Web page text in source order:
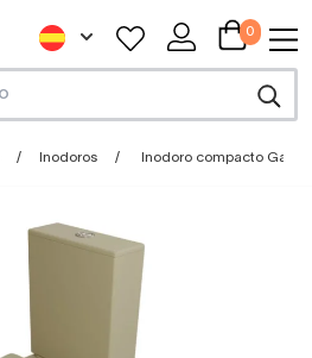
0
Inodoros Inodoro compacto Gales